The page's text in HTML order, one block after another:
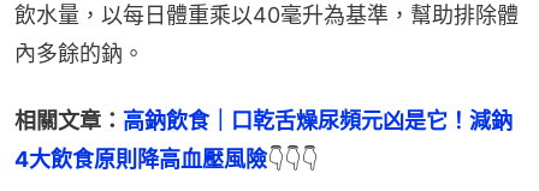
飲水量，以每日體重乘以40毫升為基準，幫助排除體
內多餘的鈉。
相關文章： 高鈉飲食｜口乾舌燥尿頻元凶是它！減鈉
4大飲食原則降高血壓風險👇👇👇